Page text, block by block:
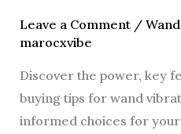
Leave a Comment /
marocxvibe
Discover the power, key
buying tips for wand
informed choices for your
&
Tips